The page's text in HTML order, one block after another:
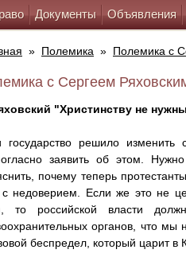
Документы Объявления
» Полемика » Полемика с
с Сергеем
"Христинству не
государство решило
заявить об этом.
почему теперь
недоверием. Если же это не
то российской власти
органов, что мы
беспредел, который царит в